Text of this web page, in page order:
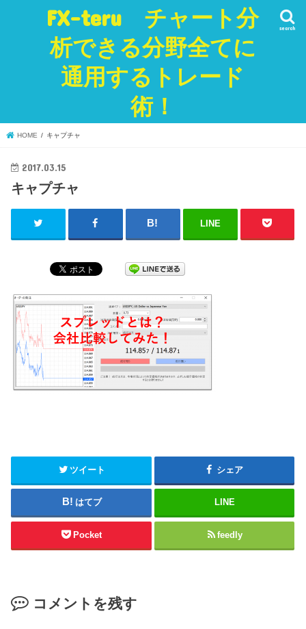
FX-teru チャート分
析できる分野全てに
通用するトレード
術！
search
HOME キャプチャ
2017.03.15
キャプチャ
LINE
ツイート シェア
はてブ LINE
Pocket feedly
コメントを残す